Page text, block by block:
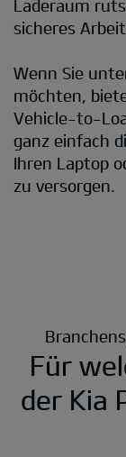
Laderaum
sicheres
Wenn Sie
möchten,
Vehicle-to-
ganz einfach
Ihren Laptop
zu versorgen.
Für
der Kia